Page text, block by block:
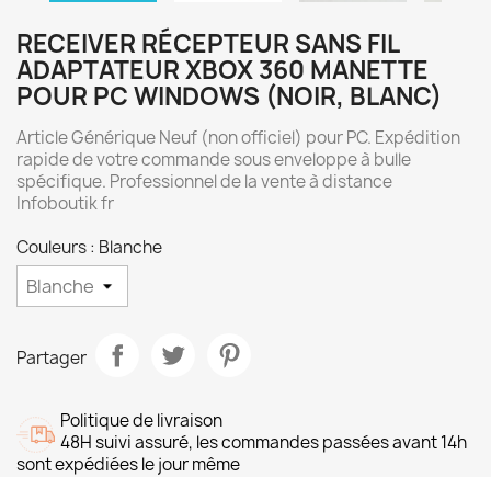
RECEIVER RÉCEPTEUR SANS FIL
ADAPTATEUR XBOX 360 MANETTE
POUR PC WINDOWS (NOIR, BLANC)
Article Générique Neuf (non officiel) pour PC. Expédition
rapide de votre commande sous enveloppe à bulle
spécifique. Professionnel de la vente à distance
Infoboutik fr
Couleurs : Blanche
Partager
Politique de livraison
48H suivi assuré, les commandes passées avant 14h
sont expédiées le jour même